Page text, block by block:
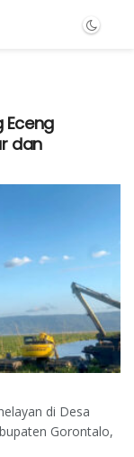
Eceng
dan
di Desa
Gorontalo,